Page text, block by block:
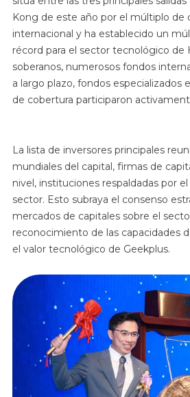
Kong de este año por el múltiplo de
internacional y ha establecido un
récord para el sector tecnológico de
soberanos, numerosos fondos
a largo plazo, fondos especializados
de cobertura participaron
La lista de inversores principales
mundiales del capital, firmas de
nivel, instituciones respaldadas por
sector. Esto subraya el consenso
mercados de capitales sobre el
reconocimiento de las capacidades
el valor tecnológico de Geekplus.